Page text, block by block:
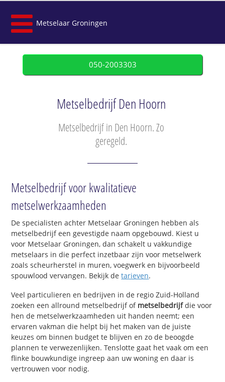
Metselaar Groningen
050-2003303
Metselbedrijf Den Hoorn
Metselbedrijf in Den Hoorn. Zo
geregeld.
Metselbedrijf voor kwalitatieve
metselwerkzaamheden
De specialisten achter Metselaar Groningen hebben als
metselbedrijf een gevestigde naam opgebouwd. Kiest u
voor Metselaar Groningen, dan schakelt u vakkundige
metselaars in die perfect inzetbaar zijn voor metselwerk
zoals scheurherstel in muren, voegwerk en bijvoorbeeld
spouwlood vervangen. Bekijk detarieven.
Veel particulieren en bedrijven in de regio Zuid-Holland
zoeken een allround metselbedrijf of metselbedrijfdie voor
hen de metselwerkzaamheden uit handen neemt; een
ervaren vakman die helpt bij het maken van de juiste
keuzes om binnen budget te blijven en zo de beoogde
plannen te verwezenlijken. Tenslotte gaat het vaak om een
flinke bouwkundige ingreep aan uw woning en daar is
vertrouwen voor nodig.